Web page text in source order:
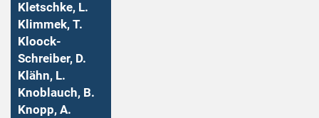
Kletschke, L.
Klimmek, T.
Kloock-
Schreiber, D.
Klähn, L.
Knoblauch, B.
Knopp, A.